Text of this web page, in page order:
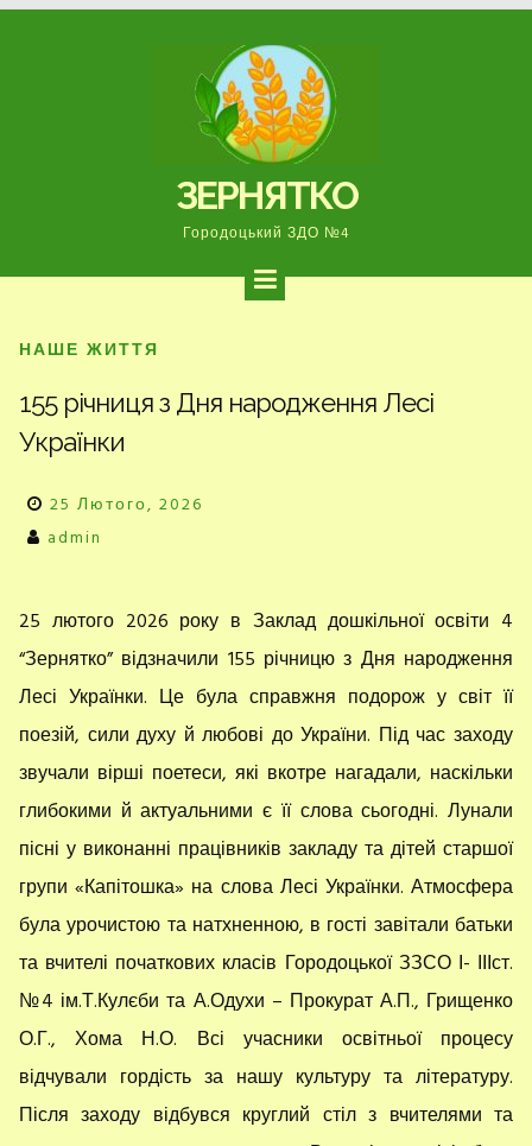
ЗЕРНЯТКО
Городоцький ЗДО №4
НАШЕ ЖИТТЯ
155 річниця з Дня народження Лесі
Українки
25 Лютого, 2026
admin
25 лютого 2026 року в Заклад дошкільної освіти 4
“Зернятко” відзначили 155 річницю з Дня народження
Лесі Українки. Це була справжня подорож у світ її
поезій, сили духу й любові до України. Під час заходу
звучали вірші поетеси, які вкотре нагадали, наскільки
глибокими й актуальними є її слова сьогодні. Лунали
пісні у виконанні працівників закладу та дітей старшої
групи «Капітошка» на слова Лесі Українки. Атмосфера
була урочистою та натхненною, в гості завітали батьки
та вчителі початкових класів Городоцької ЗЗСО І- ІІІст.
№4 ім.Т.Кулєби та А.Одухи – Прокурат А.П., Грищенко
О.Г., Хома Н.О. Всі учасники освітньої процесу
відчували гордість за нашу культуру та літературу.
Після заходу відбувся круглий стіл з вчителями та